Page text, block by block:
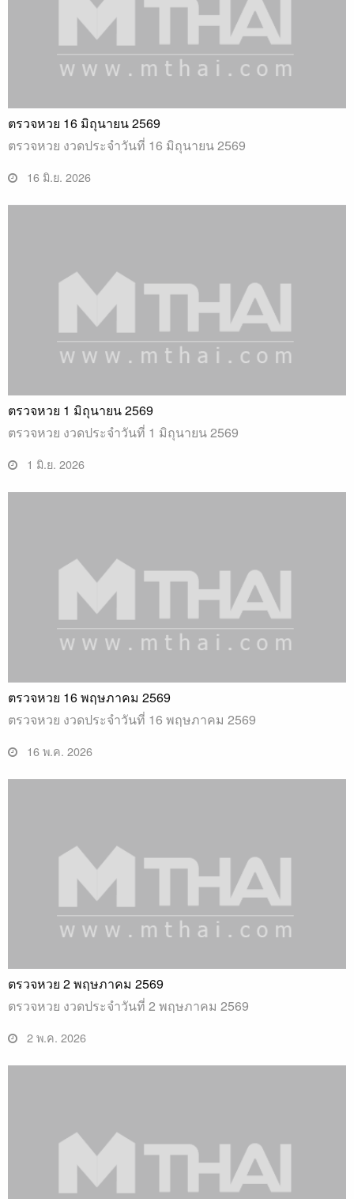
ตรวจหวย 16 มิถุนายน 2569
ตรวจหวย งวดประจำวันที่ 16 มิถุนายน 2569
16 มิ.ย. 2026
ตรวจหวย 1 มิถุนายน 2569
ตรวจหวย งวดประจำวันที่ 1 มิถุนายน 2569
1 มิ.ย. 2026
ตรวจหวย 16 พฤษภาคม 2569
ตรวจหวย งวดประจำวันที่ 16 พฤษภาคม 2569
16 พ.ค. 2026
ตรวจหวย 2 พฤษภาคม 2569
ตรวจหวย งวดประจำวันที่ 2 พฤษภาคม 2569
2 พ.ค. 2026